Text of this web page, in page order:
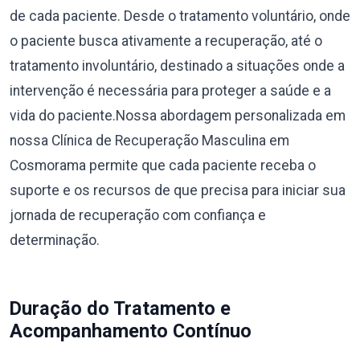
de cada paciente. Desde o tratamento voluntário, onde
o paciente busca ativamente a recuperação, até o
tratamento involuntário, destinado a situações onde a
intervenção é necessária para proteger a saúde e a
vida do paciente.Nossa abordagem personalizada em
nossa Clínica de Recuperação Masculina em
Cosmorama permite que cada paciente receba o
suporte e os recursos de que precisa para iniciar sua
jornada de recuperação com confiança e
determinação.
Duração do Tratamento e
Acompanhamento Contínuo